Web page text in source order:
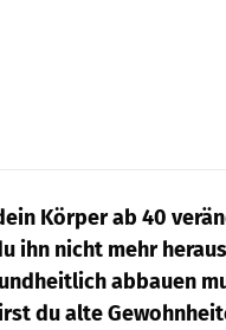
Körper ab 40
ihn nicht mehr
abbauen
du alte